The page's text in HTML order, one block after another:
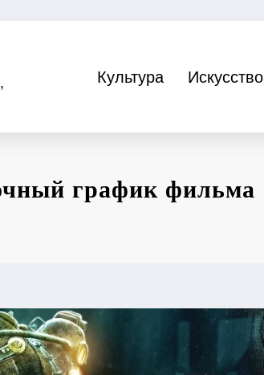
Культура Искусство
график фильма